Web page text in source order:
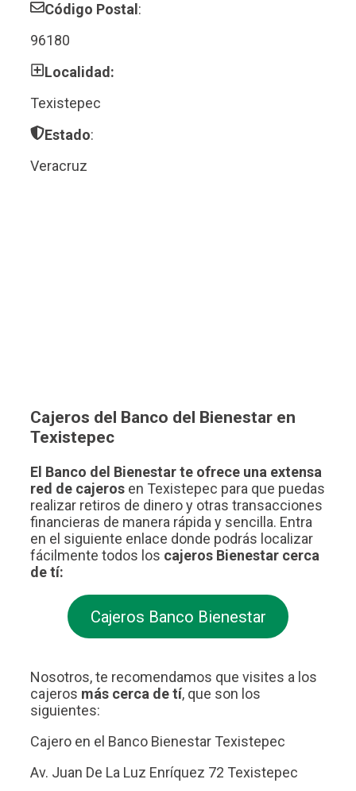
Código Postal :
96180
Localidad:
Texistepec
Estado:
Veracruz
Cajeros del Banco del Bienestar en
Texistepec
El Banco del Bienestar te ofrece una extensa
red de cajeros en Texistepec para que puedas
realizar retiros de dinero y otras transacciones
financieras de manera rápida y sencilla. Entra
en el siguiente enlace donde podrás localizar
fácilmente todos los cajeros Bienestar cerca
de tí:
Cajeros Banco Bienestar
Nosotros, te recomendamos que visites a los
cajeros más cerca de tí, que son los
siguientes:
Cajero en el Banco Bienestar Texistepec
Av. Juan De La Luz Enríquez 72 Texistepec